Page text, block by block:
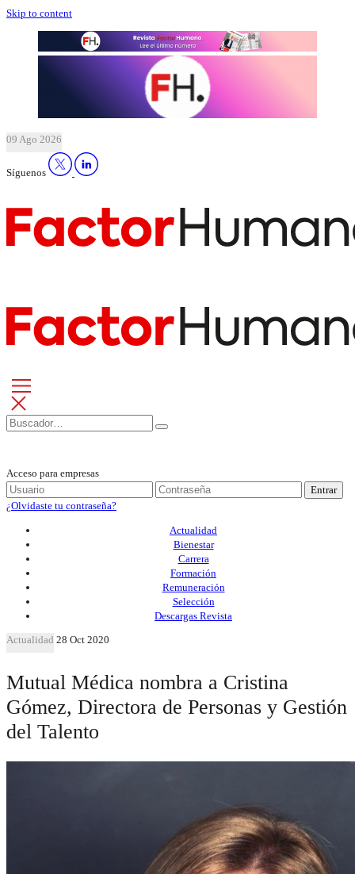
Skip to content
09 Ago 2026
Síguenos
Acceso para empresas
Entrar
¿Olvidaste tu contraseña?
Actualidad
Bienestar
Carrera
Formación
Remuneración
Selección
Descargas Revista
Actualidad 28 Oct 2020
Mutual Médica nombra a Cristina
Gómez, Directora de Personas y Gestión
del Talento